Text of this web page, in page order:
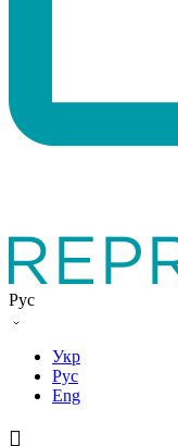
Рус
Укр
Рус
Eng